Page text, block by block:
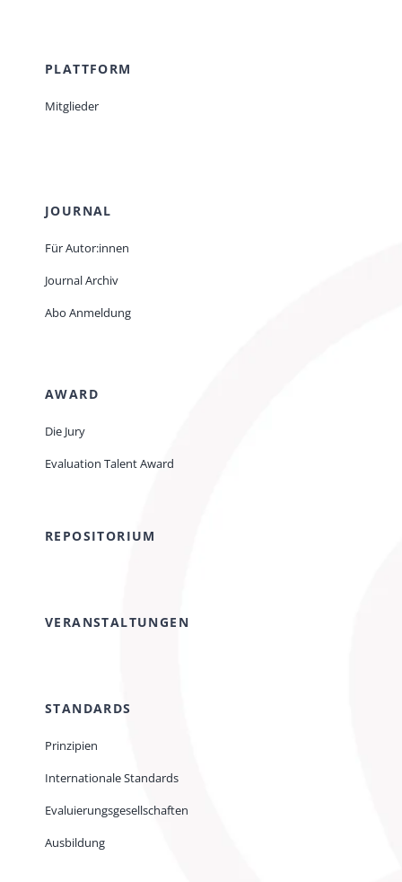
PLATTFORM
Mitglieder
JOURNAL
Für Autor:innen
Journal Archiv
Abo Anmeldung
AWARD
Die Jury
Evaluation Talent Award
REPOSITORIUM
VERANSTALTUNGEN
STANDARDS
Prinzipien
Internationale Standards
Evaluierungsgesellschaften
Ausbildung